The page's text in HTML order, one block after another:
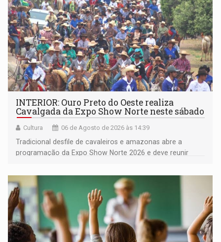
INTERIOR: Ouro Preto do Oeste realiza
Cavalgada da Expo Show Norte neste sábado
Cultura 06 de Agosto de 2026 às 14:39
Tradicional desfile de cavaleiros e amazonas abre a
programação da Expo Show Norte 2026 e deve reunir